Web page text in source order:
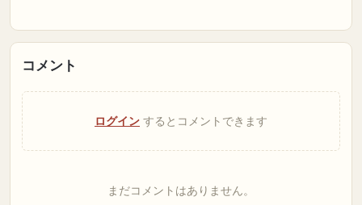
コメント
ログイン するとコメントできます
まだコメントはありません。